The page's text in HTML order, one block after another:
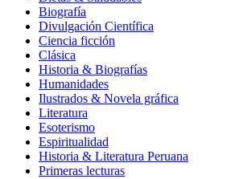
Biografía
Divulgación Científica
Ciencia ficción
Clásica
Historia & Biografías
Humanidades
Ilustrados & Novela gráfica
Literatura
Esoterismo
Espiritualidad
Historia & Literatura Peruana
Primeras lecturas